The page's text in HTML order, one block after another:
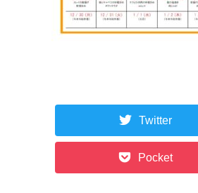
Twitter
Pocket